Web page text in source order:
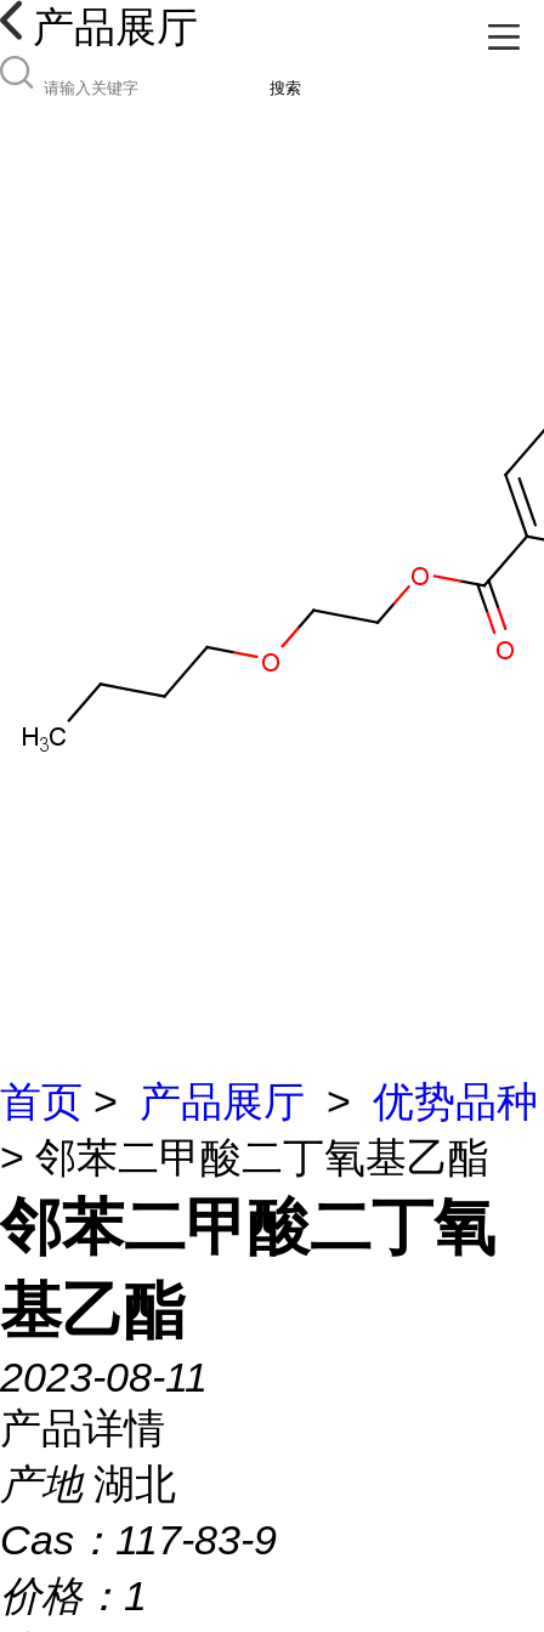
产品展厅
搜索
首页 > 产品展厅 > 优势品种
> 邻苯二甲酸二丁氧基乙酯
邻苯二甲酸二丁氧
基乙酯
2023-08-11
产品详情
产地 湖北
Cas： 117-83-9
价格： 1